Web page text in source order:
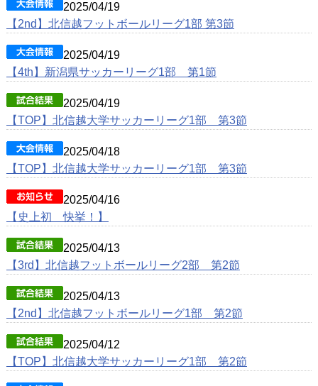
2025/04/19
【2nd】北信越フットボールリーグ1部 第3節
2025/04/19
【4th】新潟県サッカーリーグ1部 第1節
2025/04/19
【TOP】北信越大学サッカーリーグ1部 第3節
2025/04/18
【TOP】北信越大学サッカーリーグ1部 第3節
2025/04/16
【史上初 快挙！】
2025/04/13
【3rd】北信越フットボールリーグ2部 第2節
2025/04/13
【2nd】北信越フットボールリーグ1部 第2節
2025/04/12
【TOP】北信越大学サッカーリーグ1部 第2節